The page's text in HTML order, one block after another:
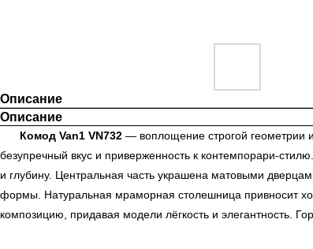
Описание
Описание
Комод Van1 VN732 — воплощение строгой геометрии
безупречный вкус и приверженность к контемпорари-
и глубину. Центральная часть украшена матовыми
формы. Натуральная мраморная столешница привносит
композицию, придавая модели лёгкость и элегантность.